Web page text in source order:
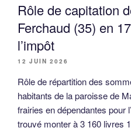
Rôle de capitation
Ferchaud (35) en
l’impôt
12 JUIN 2026
Rôle de répartition des
habitants de la paroisse de
frairies en dépendantes pour
trouvé monter à 3 160 livres